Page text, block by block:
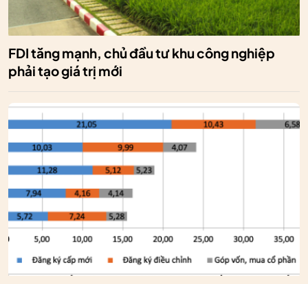
FDI tăng mạnh, chủ đầu tư khu công nghiệp
phải tạo giá trị mới